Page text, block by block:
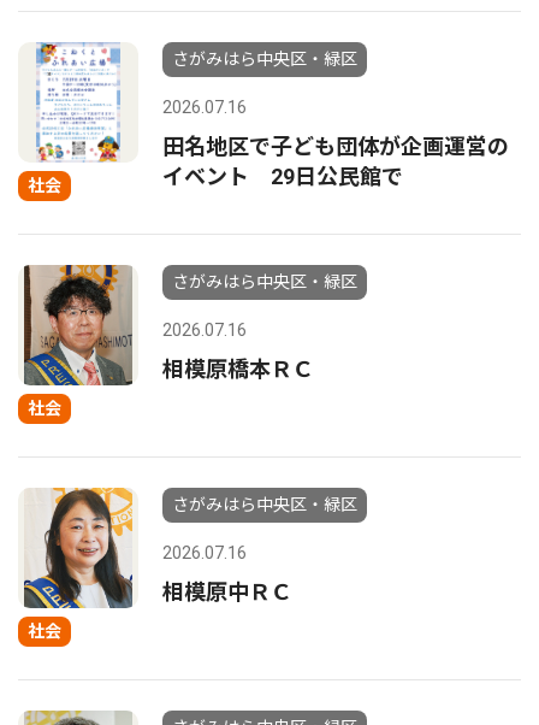
社会
さがみはら中央区・緑区
2026.07.16
田名地区で子ども団体が企画運営の
イベント 29日公民館で
社会
さがみはら中央区・緑区
2026.07.16
相模原橋本ＲＣ
社会
さがみはら中央区・緑区
2026.07.16
相模原中ＲＣ